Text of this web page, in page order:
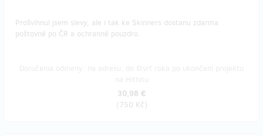
Prošvihnul jsem slevy, ale i tak ke Skinners dostanu zdarma
poštovné po ČR a ochranné pouzdro.
30,98 €
(750 Kč)